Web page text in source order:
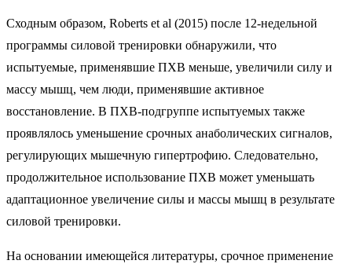
Сходным образом, Roberts et al (2015) после 12-недельной
программы силовой тренировки обнаружили, что
испытуемые, применявшие ПХВ меньше, увеличили силу и
массу мышц, чем люди, применявшие активное
восстановление. В ПХВ-подгруппе испытуемых также
проявлялось уменьшение срочных анаболических сигналов,
регулирующих мышечную гипертрофию. Следовательно,
продолжительное использование ПХВ может уменьшать
адаптационное увеличение силы и массы мышц в результате
силовой тренировки.
На основании имеющейся литературы, срочное применение